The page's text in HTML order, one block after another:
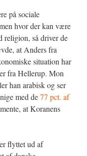
på sociale
hvor der kan være
religion, så driver de
at Anders fra
situation har
fra Hellerup. Mon
han arabisk og ser
med de77 pct. af
at Koranens
flyttet ud af